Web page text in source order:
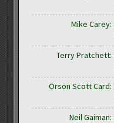
Mike Carey:
Terry Pratchett:
Orson Scott Card:
Neil Gaiman: